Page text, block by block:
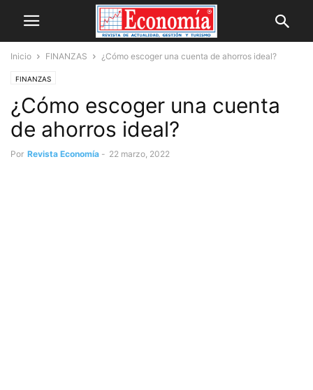
Inicio FINANZAS ¿Cómo escoger una cuenta de ahorros ideal?
FINANZAS
¿Cómo escoger una cuenta
de ahorros ideal?
Por Revista Economía - 22 marzo, 2022